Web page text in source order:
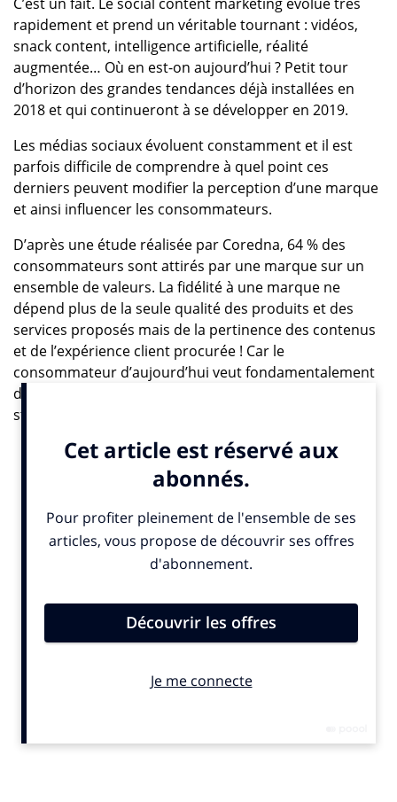
rapidement et prend un véritable tournant : vidéos,
snack content, intelligence artificielle, réalité
augmentée… Où en est-on aujourd’hui ? Petit tour
d’horizon des grandes tendances déjà installées en
2018 et qui continueront à se développer en 2019.
Les médias sociaux évoluent constamment et il est
parfois difficile de comprendre à quel point ces
derniers peuvent modifier la perception d’une marque
et ainsi influencer les consommateurs.
D’après une étude réalisée par Coredna, 64 % des
consommateurs sont attirés par une marque sur un
ensemble de valeurs. La fidélité à une marque ne
dépend plus de la seule qualité des produits et des
services proposés mais de la pertinence des contenus
et de l’expérience client procurée ! Car le
consommateur d’aujourd’hui veut fondamentalement
deux choses : être engagé et partie-prenante de la
stratégie de communication d’une marque. Il est donc
pertinents.
Panorama des tendances 2019
La réalité augmentée : les consommateurs sont plus
influents qu’avant et exigent que les marques
démontrent, grâce à l’usage de la technologie, qu’elles
moindres attentes et que leurs désirs soient satisfaits.
La réalité augmentée comble ces deux besoins, en
domaine de l’expérience client. Encore peu exploitée
impact significatif qui ne cessera d’augmenter dans les